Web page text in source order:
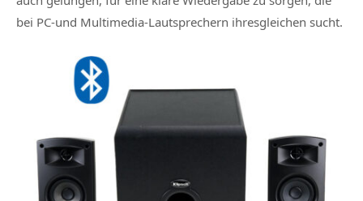
bei PC-und Multimedia-Lautsprechern ihresgleichen sucht.